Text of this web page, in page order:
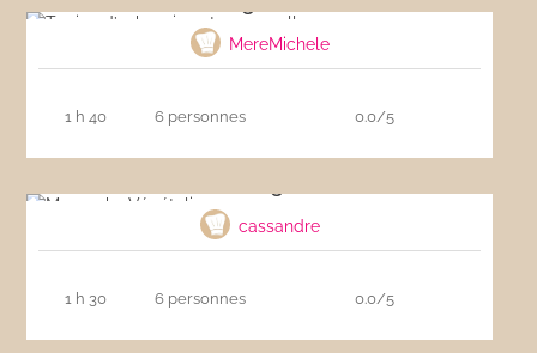
MereMichele
1 h 40 6 personnes 0.0/5
cassandre
1 h 30 6 personnes 0.0/5